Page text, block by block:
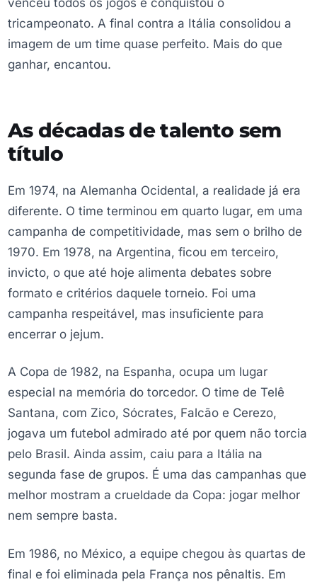
venceu todos os jogos e conquistou o
tricampeonato. A final contra a Itália consolidou a
imagem de um time quase perfeito. Mais do que
ganhar, encantou.
As décadas de talento sem
título
Em 1974, na Alemanha Ocidental, a realidade já era
diferente. O time terminou em quarto lugar, em uma
campanha de competitividade, mas sem o brilho de
1970. Em 1978, na Argentina, ficou em terceiro,
invicto, o que até hoje alimenta debates sobre
formato e critérios daquele torneio. Foi uma
campanha respeitável, mas insuficiente para
encerrar o jejum.
A Copa de 1982, na Espanha, ocupa um lugar
especial na memória do torcedor. O time de Telê
Santana, com Zico, Sócrates, Falcão e Cerezo,
jogava um futebol admirado até por quem não torcia
pelo Brasil. Ainda assim, caiu para a Itália na
segunda fase de grupos. É uma das campanhas que
melhor mostram a crueldade da Copa: jogar melhor
nem sempre basta.
Em 1986, no México, a equipe chegou às quartas de
final e foi eliminada pela França nos pênaltis. Em